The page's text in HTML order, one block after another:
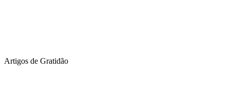
Artigos de Gratidão